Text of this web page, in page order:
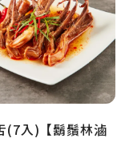
(7入)【鬍鬚林滷